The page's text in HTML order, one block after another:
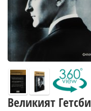
Великият Гетсби